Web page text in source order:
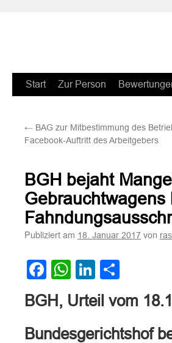
Zum
springen
Start Zur Person
← BAG zur Mitbestimmung des
Facebook-Auftritt des Arbeitgebers
BGH bejaht
Publiziert am 18. Januar 2017 von
Facebook
WhatsApp
LinkedIn
BGH, Urteil vom
Bundesgerichtshof